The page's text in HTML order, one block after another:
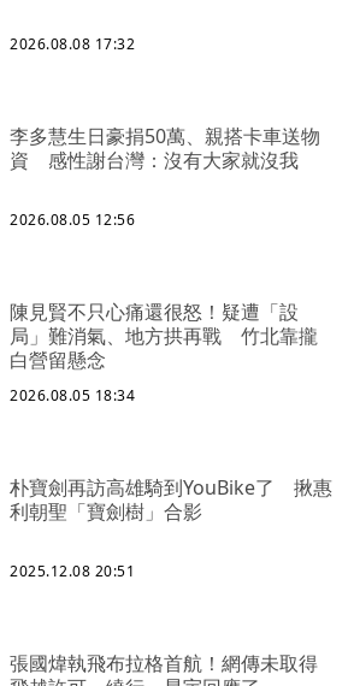
2026.08.08 17:32
李多慧生日豪捐50萬、親搭卡車送物
資 感性謝台灣：沒有大家就沒我
2026.08.05 12:56
陳見賢不只心痛還很怒！疑遭「設
局」難消氣、地方拱再戰 竹北靠攏
白營留懸念
2026.08.05 18:34
朴寶劍再訪高雄騎到YouBike了 揪惠
利朝聖「寶劍樹」合影
2025.12.08 20:51
張國煒執飛布拉格首航！網傳未取得